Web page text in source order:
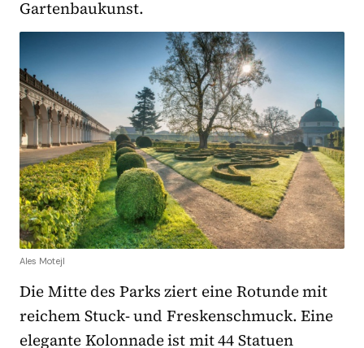
Gartenbaukunst.
Ales Motejl
Die Mitte des Parks ziert eine Rotunde mit
reichem Stuck- und Freskenschmuck. Eine
elegante Kolonnade ist mit 44 Statuen